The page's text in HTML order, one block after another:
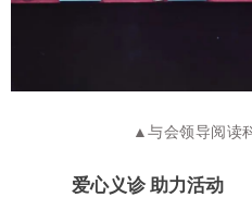
▲与会领导阅读
爱心义诊 助力活动